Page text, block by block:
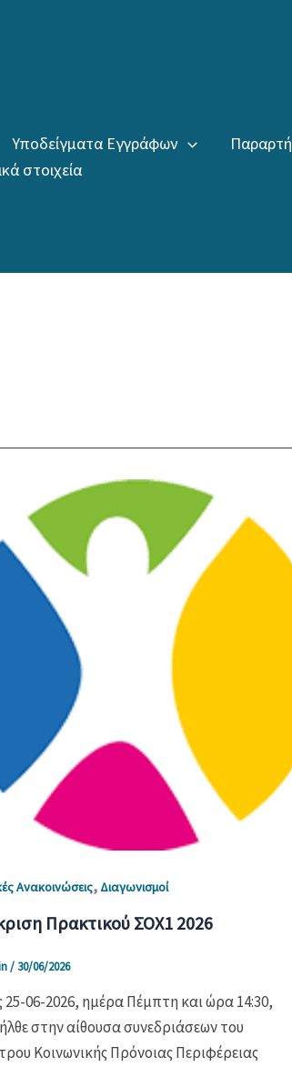
Υποδείγματα Εγγράφων
στοιχεία
Ανακοινώσεις, Διαγωνισμοί
Πρακτικού ΣΟΧ1 2026
/ 30/06/2026
25-06-2026, ημέρα Πέμπτη και ώρα 14:30,
στην αίθουσα συνεδριάσεων του
Κοινωνικής Πρόνοιας Περιφέρειας